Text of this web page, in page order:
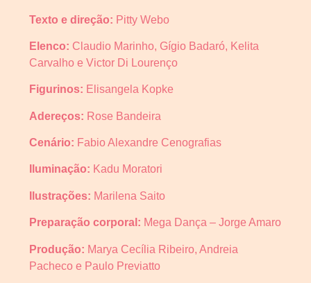
Texto e direção: Pitty Webo
Elenco: Claudio Marinho, Gígio Badaró, Kelita
Carvalho e Victor Di Lourenço
Figurinos: Elisangela Kopke
Adereços: Rose Bandeira
Cenário: Fabio Alexandre Cenografias
Iluminação: Kadu Moratori
Ilustrações: Marilena Saito
Preparação corporal: Mega Dança – Jorge Amaro
Produção: Marya Cecília Ribeiro, Andreia
Pacheco e Paulo Previatto